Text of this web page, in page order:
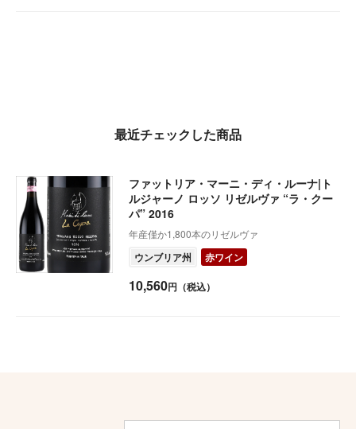
最近チェックした商品
ファットリア・マーニ・ディ・ルーナ|ト
ルジャーノ ロッソ リゼルヴァ “ラ・クー
パ” 2016
年産僅か1,800本のリゼルヴァ
ウンブリア州 赤ワイン
10,560円（税込）